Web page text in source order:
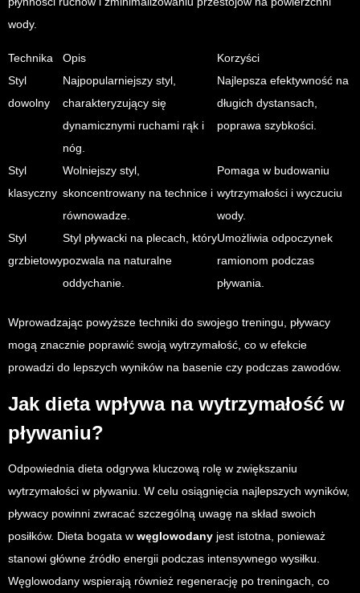
wody.
Technika Opis
Korzyści
Styl
dowolny
Najpopularniejszy styl,
charakteryzujący się
dynamicznymi ruchami rąk i
nóg.
Najlepsza efektywność na
długich dystansach,
poprawa szybkości.
Styl
klasyczny
Wolniejszy styl,
skoncentrowany na technice i
równowadze.
Pomaga w budowaniu
wytrzymałości i wyczuciu
wody.
Styl
grzbietowy
Styl pływacki na plecach, który
pozwala na naturalne
oddychanie.
Umożliwia odpoczynek
ramionom podczas
pływania.
Wprowadzając powyższe techniki do swojego treningu, pływacy
mogą znacznie poprawić swoją wytrzymałość, co w efekcie
prowadzi do lepszych wyników na basenie czy podczas zawodów.
Jak dieta wpływa na wytrzymałość w
pływaniu?
Odpowiednia dieta odgrywa kluczową rolę w zwiększaniu
wytrzymałości w pływaniu. W celu osiągnięcia najlepszych wyników,
pływacy powinni zwracać szczególną uwagę na skład swoich
posiłków. Dieta bogata w węglowodany jest istotna, ponieważ
stanowi główne źródło energii podczas intensywnego wysiłku.
Węglowodany wspierają również regenerację po treningach, co